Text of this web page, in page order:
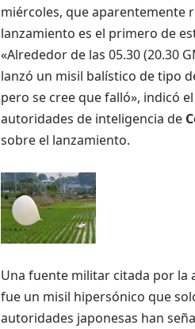
miércoles, que aparentemente
lanzamiento es el primero de
«Alrededor de las 05.30 (20.30
lanzó un misil balístico de tipo
pero se cree que falló», indicó
autoridades de inteligencia de
sobre el lanzamiento.
Una fuente militar citada por la
fue un misil hipersónico que
autoridades japonesas han